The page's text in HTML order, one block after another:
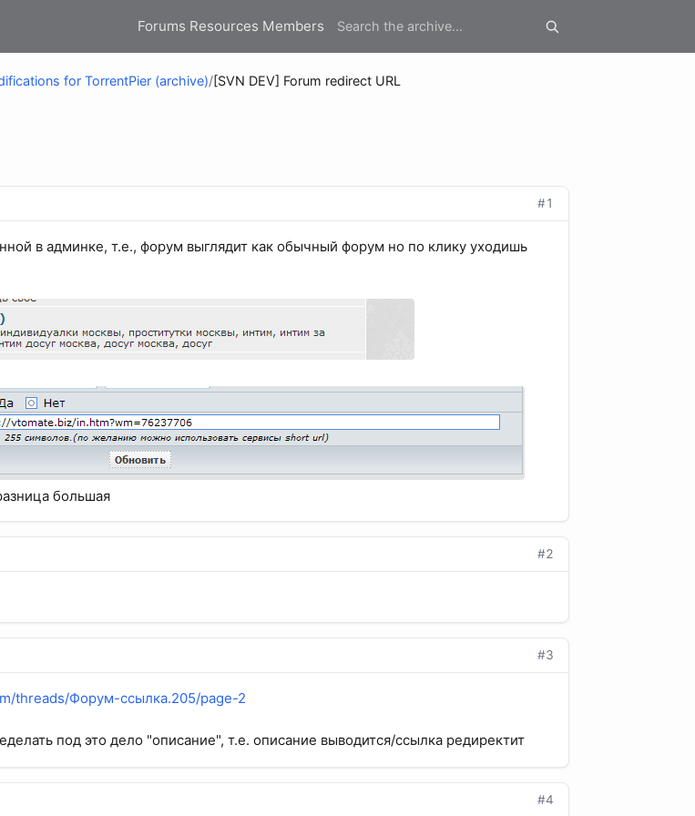
Forums Resources Members
for TorrentPier (archive)/[SVN DEV] Forum redirect URL
#1
в админке, т.е., форум выглядит как обычный форум но по клику уходишь
большая
#2
#3
threads/Форум-ссылка.205/page-2
под это дело "описание", т.е. описание выводится/ссылка редиректит
#4